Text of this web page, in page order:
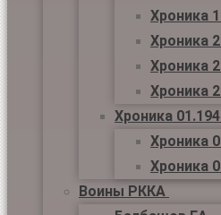
Хроника
Хроника
Хроника
Хроника
Хроника
Хроника
Хроника
Воины РККА